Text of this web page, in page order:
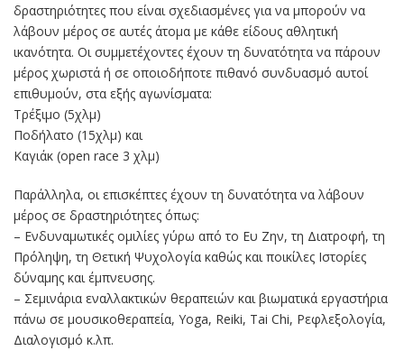
δραστηριότητες που είναι σχεδιασμένες για να μπορούν να
λάβουν μέρος σε αυτές άτομα µε κάθε είδους αθλητική
ικανότητα. Οι συμμετέχοντες έχουν τη δυνατότητα να πάρουν
μέρος χωριστά ή σε οποιοδήποτε πιθανό συνδυασμό αυτοί
επιθυμούν, στα εξής αγωνίσματα:
Τρέξιμο (5χλµ)
Ποδήλατο (15χλµ) και
Καγιάκ (open race 3 χλµ)
Παράλληλα, οι επισκέπτες έχουν τη δυνατότητα να λάβουν
μέρος σε δραστηριότητες όπως:
– Ενδυναμωτικές ομιλίες γύρω από το Ευ Ζην, τη Διατροφή, τη
Πρόληψη, τη Θετική Ψυχολογία καθώς και ποικίλες Ιστορίες
δύναμης και έμπνευσης.
– Σεμινάρια εναλλακτικών θεραπειών και βιωματικά εργαστήρια
πάνω σε μουσικοθεραπεία, Yoga, Reiki, Tai Chi, Ρεφλεξολογία,
Διαλογισμό κ.λπ.